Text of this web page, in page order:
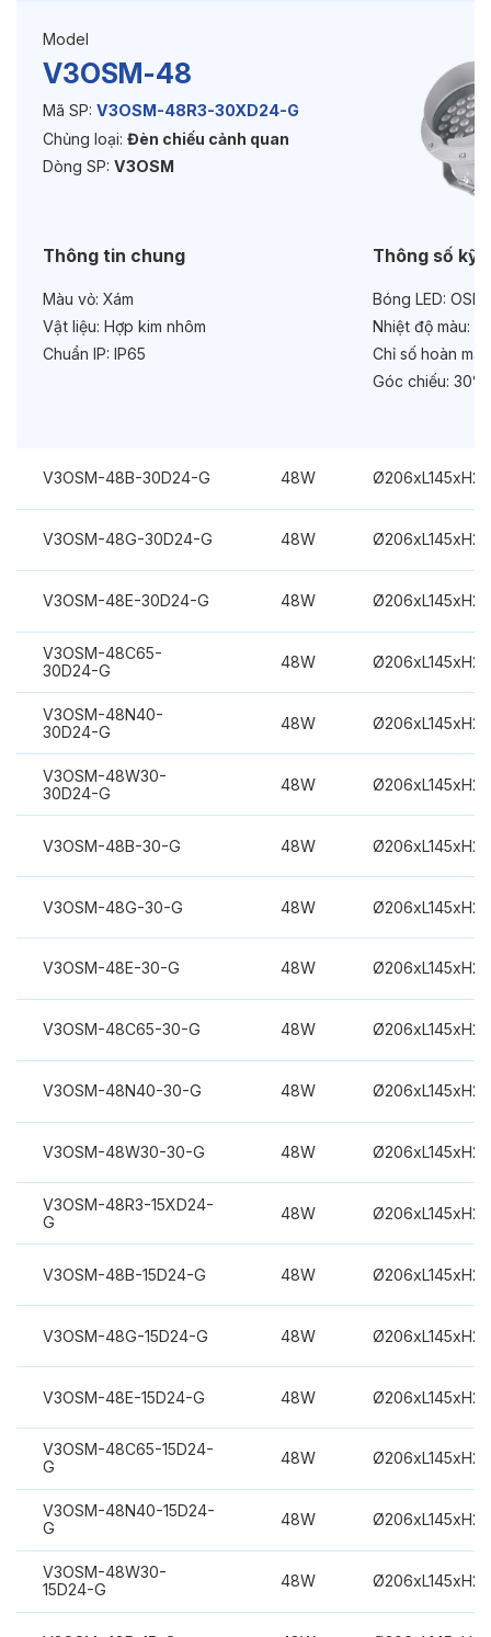
Độ bền & tùy chọn mở rộng
Tuổi thọ:>30000h
Chức năng:On/Off
Model
V3OSM-48
Mã SP: V3OSM-48R3-30XD24-G
Chủng loại: Đèn chiếu cảnh quan
Dòng SP: V3OSM
Thông tin chung
Màu vỏ: Xám
Vật liệu: Hợp kim nhôm
Chuẩn IP: IP65
Thông số kỹ
Bóng LED:
Nhiệt độ màu:
Chỉ số hoàn
Góc chiếu: 30°
V3OSM-48B-30D24-G 48W
V3OSM-48G-30D24-G 48W
V3OSM-48E-30D24-G 48W
V3OSM-48C65-
30D24-G
48W
V3OSM-48N40-
30D24-G
48W
V3OSM-48W30-
30D24-G
48W
V3OSM-48B-30-G 48W
V3OSM-48G-30-G 48W
V3OSM-48E-30-G 48W
V3OSM-48C65-30-G 48W
V3OSM-48N40-30-G 48W
V3OSM-48W30-30-G 48W
V3OSM-48R3-15XD24-
G
48W
V3OSM-48B-15D24-G 48W
V3OSM-48G-15D24-G 48W
V3OSM-48E-15D24-G 48W
V3OSM-48C65-15D24-
G
48W
V3OSM-48N40-15D24-
G
48W
V3OSM-48W30-
15D24-G
48W